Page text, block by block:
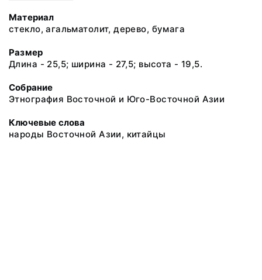
Материал
стекло, агальматолит, дерево, бумага
Размер
Длина - 25,5; ширина - 27,5; высота - 19,5.
Собрание
Этнография Восточной и Юго-Восточной Азии
Ключевые слова
народы Восточной Азии, китайцы